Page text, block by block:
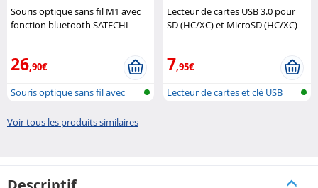
Souris optique sans fil M1 avec
fonction bluetooth SATECHI
26,90€
Souris optique sans fil avec
Lecteur de cartes USB 3.0 pour
SD (HC/XC) et MicroSD (HC/XC)
7,95€
Lecteur de cartes et clé USB
Voir tous les produits similaires